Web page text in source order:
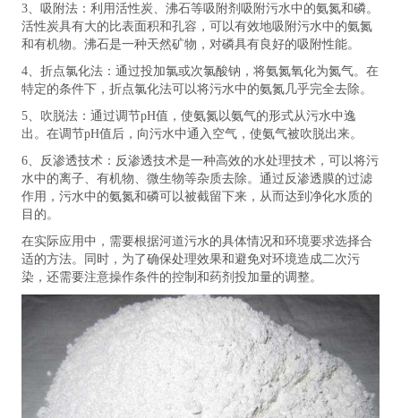
3、吸附法：利用活性炭、沸石等吸附剂吸附污水中的氨氮和磷。
活性炭具有大的比表面积和孔容，可以有效地吸附污水中的氨氮
和有机物。沸石是一种天然矿物，对磷具有良好的吸附性能。
4、折点氯化法：通过投加氯或次氯酸钠，将氨氮氧化为氮气。在
特定的条件下，折点氯化法可以将污水中的氨氮几乎完全去除。
5、吹脱法：通过调节pH值，使氨氮以氨气的形式从污水中逸
出。在调节pH值后，向污水中通入空气，使氨气被吹脱出来。
6、反渗透技术：反渗透技术是一种高效的水处理技术，可以将污
水中的离子、有机物、微生物等杂质去除。通过反渗透膜的过滤
作用，污水中的氨氮和磷可以被截留下来，从而达到净化水质的
目的。
在实际应用中，需要根据河道污水的具体情况和环境要求选择合
适的方法。同时，为了确保处理效果和避免对环境造成二次污
染，还需要注意操作条件的控制和药剂投加量的调整。